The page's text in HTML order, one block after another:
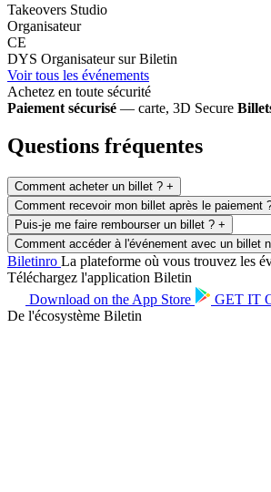
Takeovers Studio
Organisateur
CE
DYS Organisateur sur Biletin
Voir tous les événements
Achetez en toute sécurité
Paiement sécurisé — carte, 3D Secure
Questions fréquentes
Comment acheter un billet ? +
Comment recevoir mon billet après le paiement
Puis-je me faire rembourser un billet ? +
Comment accéder à l'événement avec un billet
Biletinro La plateforme où vous trouvez les
Téléchargez l'application Biletin
Download on the App Store GET IT
De l'écosystème Biletin